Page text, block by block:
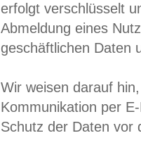
erfolgt verschlüsselt
Abmeldung eines
geschäftlichen Daten
Wir weisen darauf
Kommunikation per
Schutz der Daten vor